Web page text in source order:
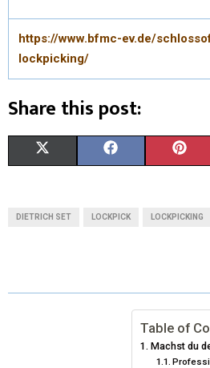
https://www.bfmc-ev.de/
lockpicking/
Share this post:
T O R
E
S
DIETRICH SET LOCKPICK LOCKPICKING
Table of
Machst du